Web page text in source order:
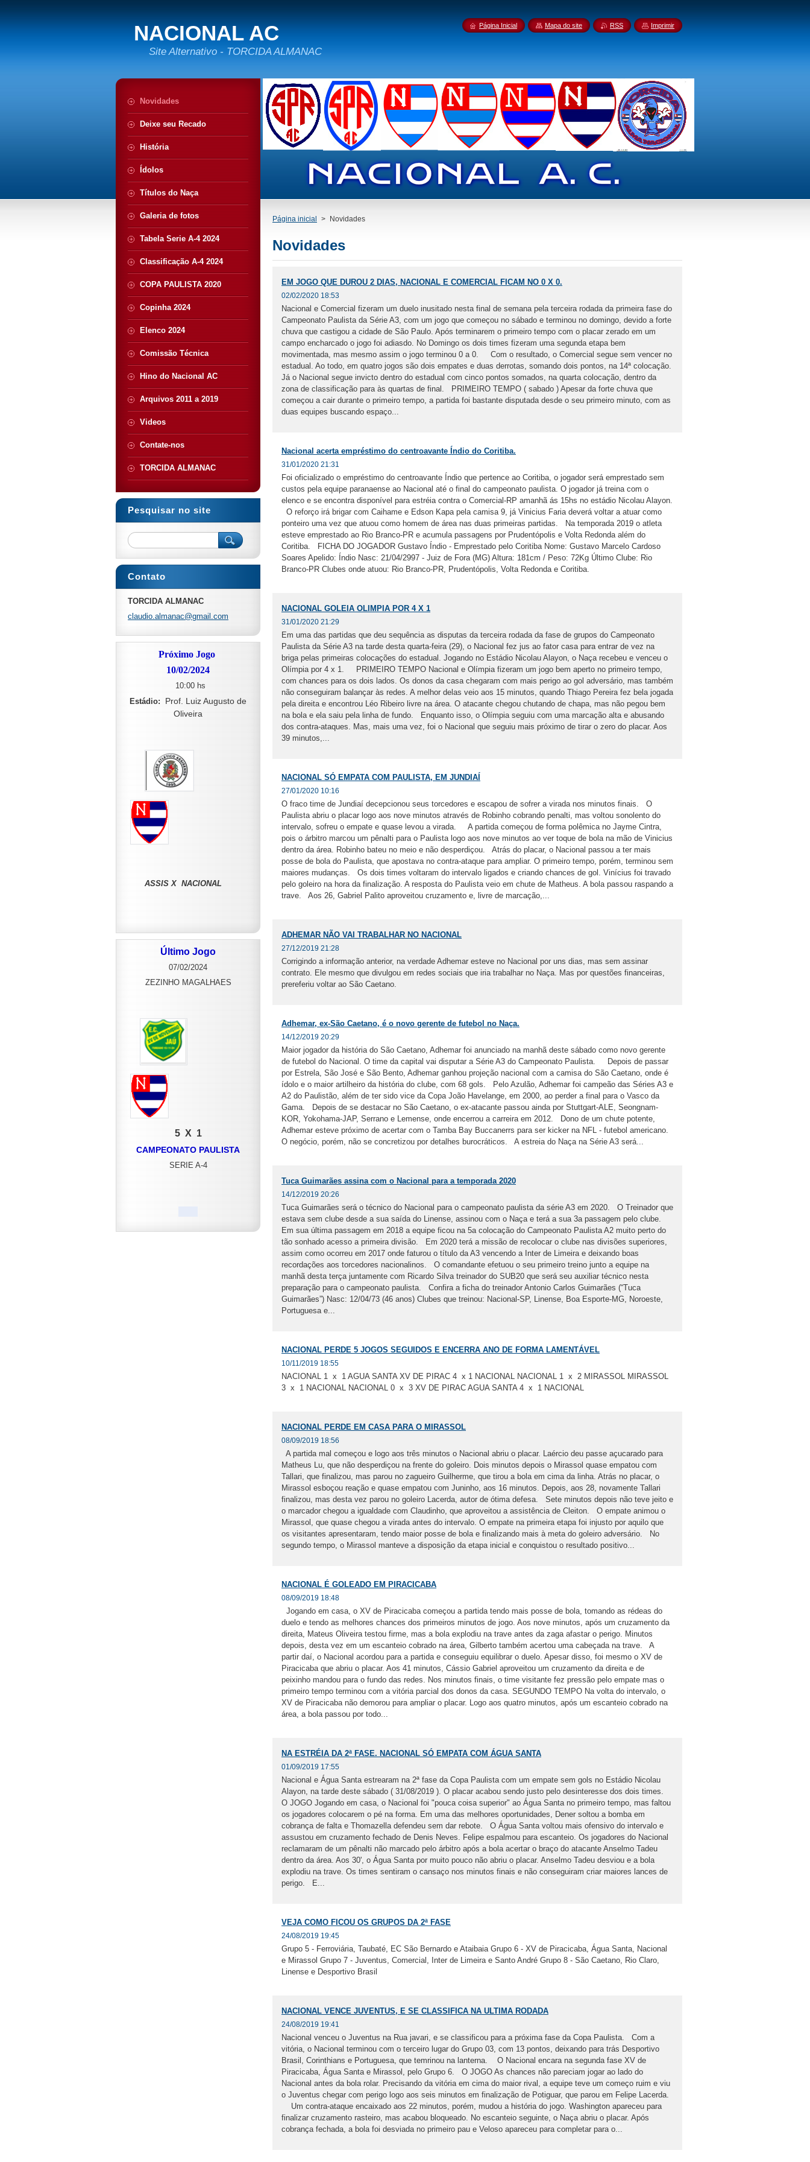
NACIONAL AC
Site Alternativo - TORCIDA ALMANAC
Página inicial > Novidades
Novidades
EM JOGO QUE DUROU 2 DIAS, NACIONAL E COMERCIAL FICAM NO 0 X 0.
02/02/2020 18:53
Nacional e Comercial fizeram um duelo inusitado nesta final de semana pela terceira rodada da primeira fase do
Campeonato Paulista da Série A3, com um jogo que começou no sábado e terminou no domingo, devido a forte
chuva que castigou a cidade de São Paulo. Após terminarem o primeiro tempo com o placar zerado em um
campo encharcado o jogo foi adiasdo. No Domingo os dois times fizeram uma segunda etapa bem
movimentada, mas mesmo assim o jogo terminou 0 a 0. Com o resultado, o Comercial segue sem vencer no
estadual. Ao todo, em quatro jogos são dois empates e duas derrotas, somando dois pontos, na 14ª colocação.
Já o Nacional segue invicto dentro do estadual com cinco pontos somados, na quarta colocação, dentro da
zona de classificação para às quartas de final. PRIMEIRO TEMPO ( sabado ) Apesar da forte chuva que
começou a cair durante o primeiro tempo, a partida foi bastante disputada desde o seu primeiro minuto, com as
duas equipes buscando espaço...
Nacional acerta empréstimo do centroavante Índio do Coritiba.
31/01/2020 21:31
Foi oficializado o empréstimo do centroavante Índio que pertence ao Coritiba, o jogador será emprestado sem
custos pela equipe paranaense ao Nacional até o final do campeonato paulista. O jogador já treina com o
elenco e se encontra disponível para estréia contra o Comercial-RP amanhã ás 15hs no estádio Nicolau Alayon.
O reforço irá brigar com Caihame e Edson Kapa pela camisa 9, já Vinicius Faria deverá voltar a atuar como
ponteiro uma vez que atuou como homem de área nas duas primeiras partidas. Na temporada 2019 o atleta
esteve emprestado ao Rio Branco-PR e acumula passagens por Prudentópolis e Volta Redonda além do
Coritiba. FICHA DO JOGADOR Gustavo Índio - Emprestado pelo Coritiba Nome: Gustavo Marcelo Cardoso
Soares Apelido: Índio Nasc: 21/04/2997 - Juiz de Fora (MG) Altura: 181cm / Peso: 72Kg Último Clube: Rio
Branco-PR Clubes onde atuou: Rio Branco-PR, Prudentópolis, Volta Redonda e Coritiba.
NACIONAL GOLEIA OLIMPIA POR 4 X 1
31/01/2020 21:29
Em uma das partidas que deu sequência as disputas da terceira rodada da fase de grupos do Campeonato
Paulista da Série A3 na tarde desta quarta-feira (29), o Nacional fez jus ao fator casa para entrar de vez na
briga pelas primeiras colocações do estadual. Jogando no Estádio Nicolau Alayon, o Naça recebeu e venceu o
Olímpia por 4 x 1. PRIMEIRO TEMPO Nacional e Olímpia fizeram um jogo bem aperto no primeiro tempo,
com chances para os dois lados. Os donos da casa chegaram com mais perigo ao gol adversário, mas também
não conseguiram balançar às redes. A melhor delas veio aos 15 minutos, quando Thiago Pereira fez bela jogada
pela direita e encontrou Léo Ribeiro livre na área. O atacante chegou chutando de chapa, mas não pegou bem
na bola e ela saiu pela linha de fundo. Enquanto isso, o Olímpia seguiu com uma marcação alta e abusando
dos contra-ataques. Mas, mais uma vez, foi o Nacional que seguiu mais próximo de tirar o zero do placar. Aos
39 minutos,...
NACIONAL SÓ EMPATA COM PAULISTA, EM JUNDIAÍ
27/01/2020 10:16
O fraco time de Jundiaí decepcionou seus torcedores e escapou de sofrer a virada nos minutos finais. O
Paulista abriu o placar logo aos nove minutos através de Robinho cobrando penalti, mas voltou sonolento do
intervalo, sofreu o empate e quase levou a virada. A partida começou de forma polêmica no Jayme Cintra,
pois o árbitro marcou um pênalti para o Paulista logo aos nove minutos ao ver toque de bola na mão de Vinicius
dentro da área. Robinho bateu no meio e não desperdiçou. Atrás do placar, o Nacional passou a ter mais
posse de bola do Paulista, que apostava no contra-ataque para ampliar. O primeiro tempo, porém, terminou sem
maiores mudanças. Os dois times voltaram do intervalo ligados e criando chances de gol. Vinícius foi travado
pelo goleiro na hora da finalização. A resposta do Paulista veio em chute de Matheus. A bola passou raspando a
trave. Aos 26, Gabriel Palito aproveitou cruzamento e, livre de marcação,...
ADHEMAR NÃO VAI TRABALHAR NO NACIONAL
27/12/2019 21:28
Corrigindo a informação anterior, na verdade Adhemar esteve no Nacional por uns dias, mas sem assinar
contrato. Ele mesmo que divulgou em redes sociais que iria trabalhar no Naça. Mas por questões financeiras,
prereferiu voltar ao São Caetano.
Adhemar, ex-São Caetano, é o novo gerente de futebol no Naça.
14/12/2019 20:29
Maior jogador da história do São Caetano, Adhemar foi anunciado na manhã deste sábado como novo gerente
de futebol do Nacional. O time da capital vai disputar a Série A3 do Campeonato Paulista. Depois de passar
por Estrela, São José e São Bento, Adhemar ganhou projeção nacional com a camisa do São Caetano, onde é
ídolo e o maior artilheiro da história do clube, com 68 gols. Pelo Azulão, Adhemar foi campeão das Séries A3 e
A2 do Paulistão, além de ter sido vice da Copa João Havelange, em 2000, ao perder a final para o Vasco da
Gama. Depois de se destacar no São Caetano, o ex-atacante passou ainda por Stuttgart-ALE, Seongnam-
KOR, Yokohama-JAP, Serrano e Lemense, onde encerrou a carreira em 2012. Dono de um chute potente,
Adhemar esteve próximo de acertar com o Tamba Bay Buccanerrs para ser kicker na NFL - futebol americano.
O negócio, porém, não se concretizou por detalhes burocráticos. A estreia do Naça na Série A3 será...
Tuca Guimarães assina com o Nacional para a temporada 2020
14/12/2019 20:26
Tuca Guimarães será o técnico do Nacional para o campeonato paulista da série A3 em 2020. O Treinador que
estava sem clube desde a sua saída do Linense, assinou com o Naça e terá a sua 3a passagem pelo clube.
Em sua última passagem em 2018 a equipe ficou na 5a colocação do Campeonato Paulista A2 muito perto do
tão sonhado acesso a primeira divisão. Em 2020 terá a missão de recolocar o clube nas divisões superiores,
assim como ocorreu em 2017 onde faturou o título da A3 vencendo a Inter de Limeira e deixando boas
recordações aos torcedores nacionalinos. O comandante efetuou o seu primeiro treino junto a equipe na
manhã desta terça juntamente com Ricardo Silva treinador do SUB20 que será seu auxiliar técnico nesta
preparação para o campeonato paulista. Confira a ficha do treinador Antonio Carlos Guimarães (“Tuca
Guimarães”) Nasc: 12/04/73 (46 anos) Clubes que treinou: Nacional-SP, Linense, Boa Esporte-MG, Noroeste,
Portuguesa e...
NACIONAL PERDE 5 JOGOS SEGUIDOS E ENCERRA ANO DE FORMA LAMENTÁVEL
10/11/2019 18:55
NACIONAL 1 x 1 AGUA SANTA XV DE PIRAC 4 x 1 NACIONAL NACIONAL 1 x 2 MIRASSOL MIRASSOL
3 x 1 NACIONAL NACIONAL 0 x 3 XV DE PIRAC AGUA SANTA 4 x 1 NACIONAL
NACIONAL PERDE EM CASA PARA O MIRASSOL
08/09/2019 18:56
A partida mal começou e logo aos três minutos o Nacional abriu o placar. Laércio deu passe açucarado para
Matheus Lu, que não desperdiçou na frente do goleiro. Dois minutos depois o Mirassol quase empatou com
Tallari, que finalizou, mas parou no zagueiro Guilherme, que tirou a bola em cima da linha. Atrás no placar, o
Mirassol esboçou reação e quase empatou com Juninho, aos 16 minutos. Depois, aos 28, novamente Tallari
finalizou, mas desta vez parou no goleiro Lacerda, autor de ótima defesa. Sete minutos depois não teve jeito e
o marcador chegou a igualdade com Claudinho, que aproveitou a assistência de Cleiton. O empate animou o
Mirassol, que quase chegou a virada antes do intervalo. O empate na primeira etapa foi injusto por aquilo que
os visitantes apresentaram, tendo maior posse de bola e finalizando mais à meta do goleiro adversário. No
segundo tempo, o Mirassol manteve a disposição da etapa inicial e conquistou o resultado positivo...
NACIONAL É GOLEADO EM PIRACICABA
08/09/2019 18:48
Jogando em casa, o XV de Piracicaba começou a partida tendo mais posse de bola, tomando as rédeas do
duelo e tendo as melhores chances dos primeiros minutos de jogo. Aos nove minutos, após um cruzamento da
direita, Mateus Oliveira testou firme, mas a bola explodiu na trave antes da zaga afastar o perigo. Minutos
depois, desta vez em um escanteio cobrado na área, Gilberto também acertou uma cabeçada na trave. A
partir daí, o Nacional acordou para a partida e conseguiu equilibrar o duelo. Apesar disso, foi mesmo o XV de
Piracicaba que abriu o placar. Aos 41 minutos, Cássio Gabriel aproveitou um cruzamento da direita e de
peixinho mandou para o fundo das redes. Nos minutos finais, o time visitante fez pressão pelo empate mas o
primeiro tempo terminou com a vitória parcial dos donos da casa. SEGUNDO TEMPO Na volta do intervalo, o
XV de Piracicaba não demorou para ampliar o placar. Logo aos quatro minutos, após um escanteio cobrado na
área, a bola passou por todo...
NA ESTRÉIA DA 2ª FASE. NACIONAL SÓ EMPATA COM ÁGUA SANTA
01/09/2019 17:55
Nacional e Água Santa estrearam na 2ª fase da Copa Paulista com um empate sem gols no Estádio Nicolau
Alayon, na tarde deste sábado ( 31/08/2019 ). O placar acabou sendo justo pelo desinteresse dos dois times.
O JOGO Jogando em casa, o Nacional foi "pouca coisa superior" ao Água Santa no primeiro tempo, mas faltou
os jogadores colocarem o pé na forma. Em uma das melhores oportunidades, Dener soltou a bomba em
cobrança de falta e Thomazella defendeu sem dar rebote. O Água Santa voltou mais ofensivo do intervalo e
assustou em cruzamento fechado de Denis Neves. Felipe espalmou para escanteio. Os jogadores do Nacional
reclamaram de um pênalti não marcado pelo árbitro após a bola acertar o braço do atacante Anselmo Tadeu
dentro da área. Aos 30', o Água Santa por muito pouco não abriu o placar. Anselmo Tadeu desviou e a bola
explodiu na trave. Os times sentiram o cansaço nos minutos finais e não conseguiram criar maiores lances de
perigo. E...
VEJA COMO FICOU OS GRUPOS DA 2ª FASE
24/08/2019 19:45
Grupo 5 - Ferroviária, Taubaté, EC São Bernardo e Ataibaia Grupo 6 - XV de Piracicaba, Água Santa, Nacional
e Mirassol Grupo 7 - Juventus, Comercial, Inter de Limeira e Santo André Grupo 8 - São Caetano, Rio Claro,
Linense e Desportivo Brasil
NACIONAL VENCE JUVENTUS, E SE CLASSIFICA NA ULTIMA RODADA
24/08/2019 19:41
Nacional venceu o Juventus na Rua javari, e se classificou para a próxima fase da Copa Paulista. Com a
vitória, o Nacional terminou com o terceiro lugar do Grupo 03, com 13 pontos, deixando para trás Desportivo
Brasil, Corinthians e Portuguesa, que temrinou na lanterna. O Nacional encara na segunda fase XV de
Piracicaba, Água Santa e Mirassol, pelo Grupo 6. O JOGO As chances não pareciam jogar ao lado do
Nacional antes da bola rolar. Precisando da vitória em cima do maior rival, a equipe teve um começo ruim e viu
o Juventus chegar com perigo logo aos seis minutos em finalização de Potiguar, que parou em Felipe Lacerda.
Um contra-ataque encaixado aos 22 minutos, porém, mudou a história do jogo. Washington apareceu para
finalizar cruzamento rasteiro, mas acabou bloqueado. No escanteio seguinte, o Naça abriu o placar. Após
cobrança fechada, a bola foi desviada no primeiro pau e Veloso apareceu para completar para o...
Novidades
Deixe seu Recado
História
Ídolos
Títulos do Naça
Galeria de fotos
Tabela Serie A-4 2024
Classificação A-4 2024
COPA PAULISTA 2020
Copinha 2024
Elenco 2024
Comissão Técnica
Hino do Nacional AC
Arquivos 2011 a 2019
Videos
Contate-nos
TORCIDA ALMANAC
Pesquisar no site
Contato
TORCIDA ALMANAC
claudio.almanac@gmail.com
Próximo Jogo
10/02/2024
10:00 hs
Estádio:
Prof. Luiz Augusto de
Oliveira
ASSIS X NACIONAL
Último Jogo
07/02/2024
ZEZINHO MAGALHAES
5 X 1
CAMPEONATO PAULISTA
SERIE A-4
Página Inicial Mapa do site RSS Imprimir